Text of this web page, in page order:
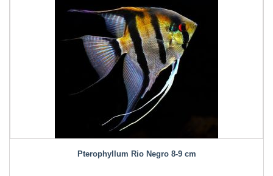
Pterophyllum Rio Negro 8-9 cm